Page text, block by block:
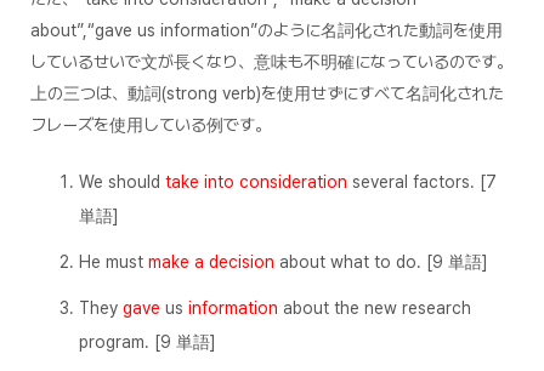
about”,“gave us information”のように名詞化された動詞を使用
しているせいで文が長くなり、意味も不明確になっているのです。
上の三つは、動詞(strong verb)を使用せずにすべて名詞化された
フレーズを使用している例です。
We should take into consideration several factors. [7
単語]
He must make a decision about what to do. [9 単語]
They gave us information about the new research
program. [9 単語]